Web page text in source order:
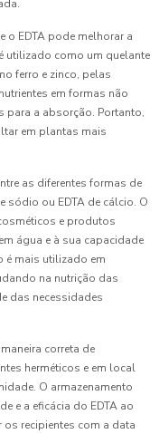
o EDTA pode melhorar a
utilizado como um quelante
ferro e zinco, pelas
em formas não
para a absorção. Portanto,
em plantas mais
as diferentes formas de
sódio ou EDTA de cálcio. O
e produtos
água e à sua capacidade
é mais utilizado em
na nutrição das
das necessidades
correta de
herméticos e em local
O armazenamento
e a eficácia do EDTA ao
recipientes com a data